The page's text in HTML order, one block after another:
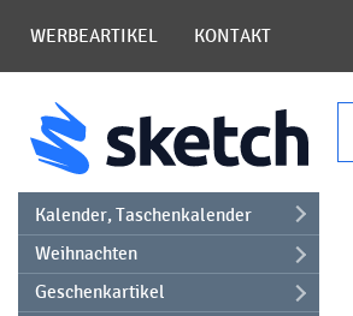
WERBEARTIKEL KONTAKT
Kalender, Taschenkalender
Weihnachten
Geschenkartikel